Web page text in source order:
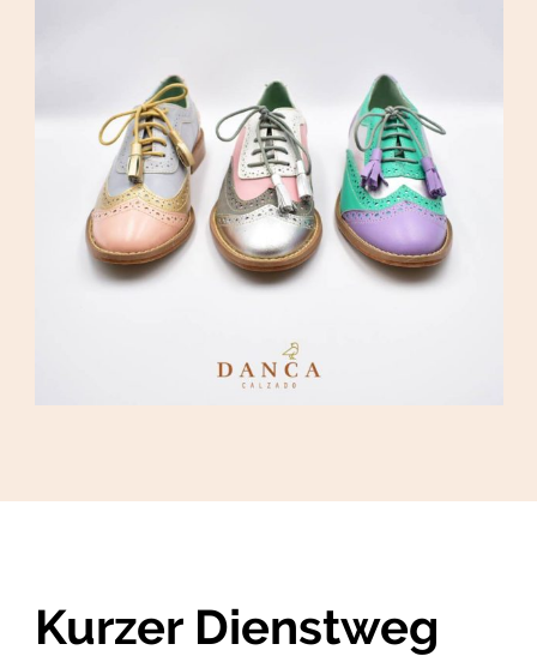
Kurzer Dienstweg